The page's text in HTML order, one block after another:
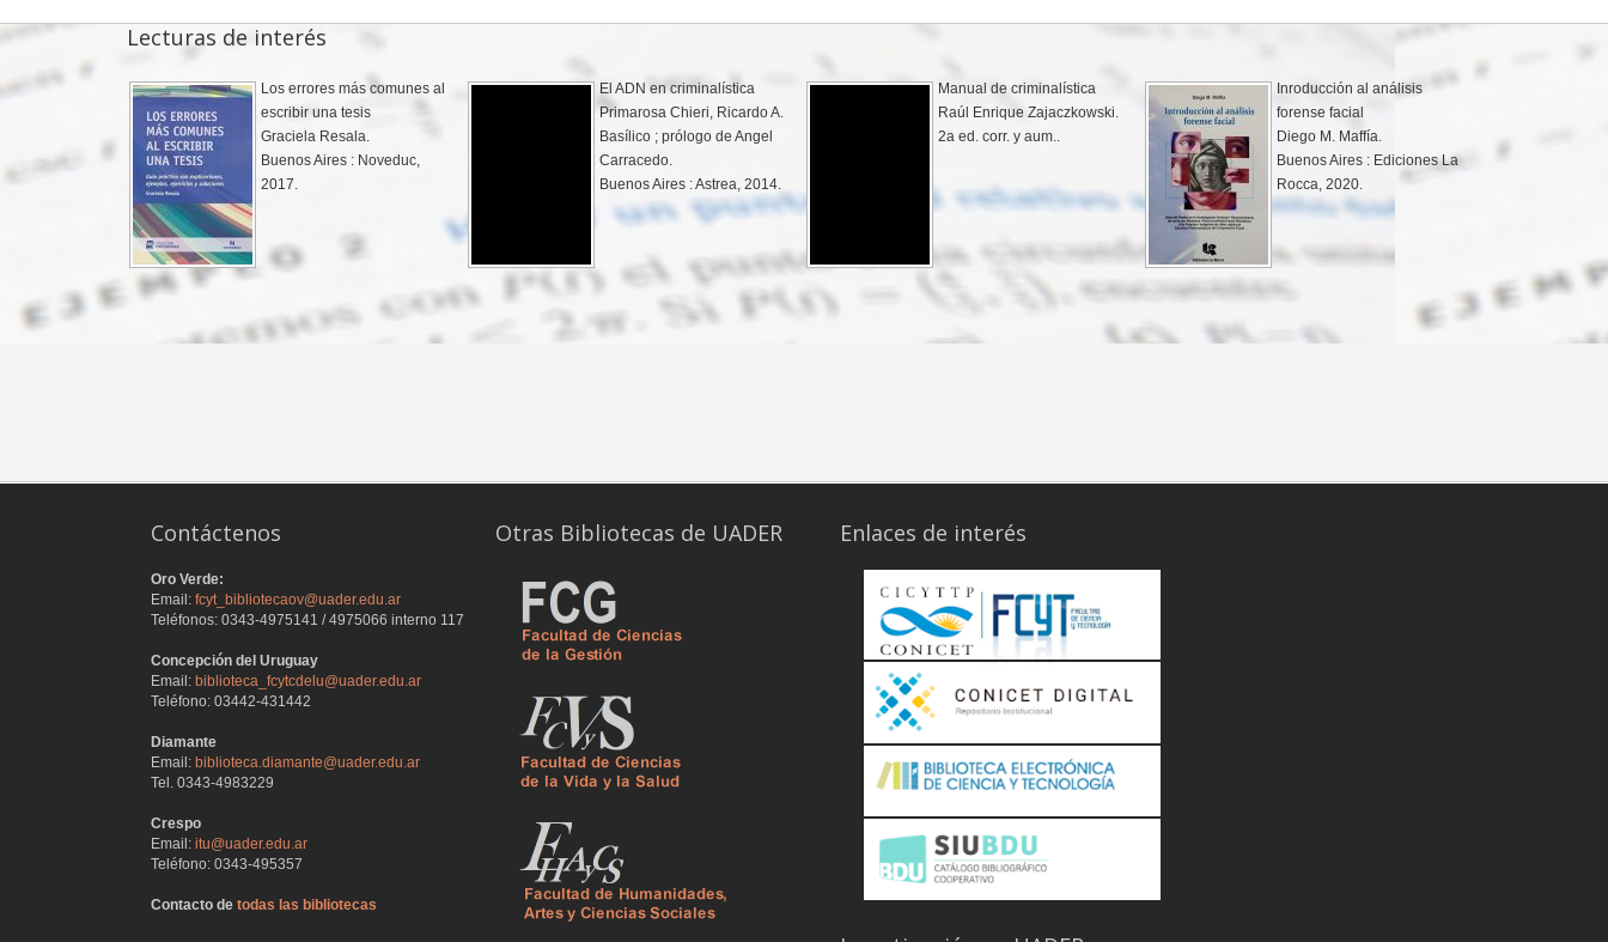
Lecturas de interés
Inroducción al análisis
forense facial
Diego M. Maffía.
Buenos Aires : Ediciones La
Rocca, 2020.
Las ciencias forenses y los
derechos humanos en
Argentina
Emma Virginia Créimer.
Buenos Aires : Maipue,
2019.
Ecuaciones diferenciales y
problemas con valores en la
modelado
C. Henry Edwards, David E.
4a ed.
México : Pearson
Práctica de la prueba :
teoría y práctica
Víctor De Santo.
Buenos Aires : Ediciones
DyD, 2020.
Contáctenos
Oro Verde:
Email:fcyt_bibliotecaov@uader.edu.ar
Concepción del Uruguay
Email:biblioteca_fcytcdelu@uader.edu.ar
Diamante
Email:biblioteca.diamante@uader.edu.ar
Crespo
Email:itu@uader.edu.ar
Otras Bibliotecas de UADER Enlaces de interés